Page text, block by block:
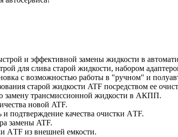
и эффективной замены жидкости в
для слива старой жидкости, набором
с возможностью работы в "ручном" и
старой жидкости ATF посредством ee
замену трансмиссионной жидкости в АКПП.
новой ATF.
подтверждение качества очистки АTF.
замены ATF.
АTF из внешней емкости.